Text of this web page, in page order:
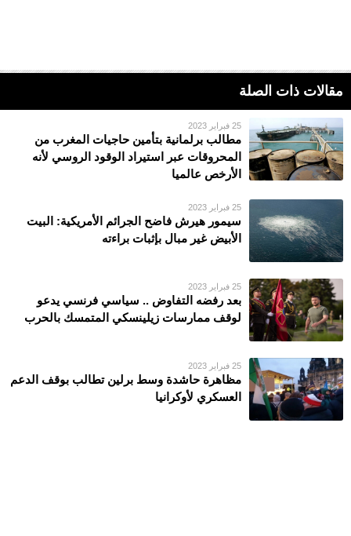
مقالات ذات الصلة
25 فبراير 2023
مطالب برلمانية بتأمين حاجيات المغرب من
المحروقات عبر استيراد الوقود الروسي لأنه
الأرخص عالميا
25 فبراير 2023
سيمور هيرش فاضح الجرائم الأمريكية: البيت
الأبيض غير مبال بإثبات براءته
25 فبراير 2023
بعد رفضه التفاوض .. سياسي فرنسي يدعو
لوقف ممارسات زيلينسكي المتمسك بالحرب
25 فبراير 2023
مظاهرة حاشدة وسط برلين تطالب بوقف الدعم
العسكري لأوكرانيا